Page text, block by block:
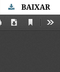
BAIXAR